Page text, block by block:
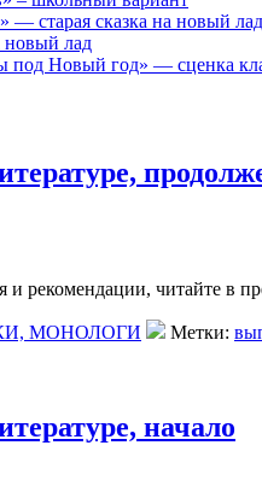
— старая сказка на новый лад
новый лад
под Новый год» — сценка
рекомендации, читайте в
МОНОЛОГИ Метки:
начало